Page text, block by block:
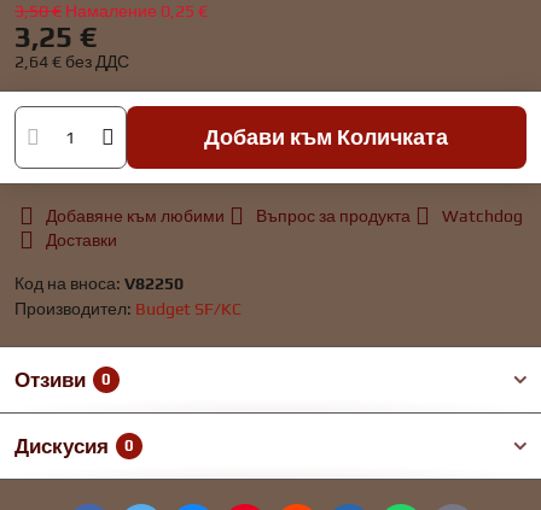
3,50 € Намаление 0,25 €
3,25 €
2,64 € без ДДС
Добави към Количката
Добавяне към любими Въпрос за продукта
Watchdog
Доставки
Код на вноса: V82250
Производител: Budget SF/KC
Отзиви 0
Дискусия 0